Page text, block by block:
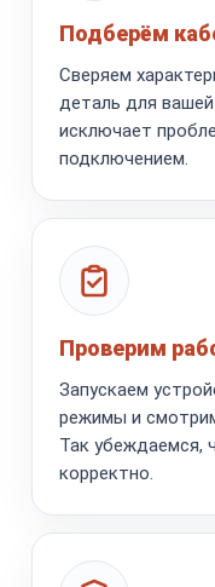
Подберём
Сверяем
деталь для
исключает
подключением.
Проверим
Запускаем
режимы и
Так убеждаемся,
корректно.